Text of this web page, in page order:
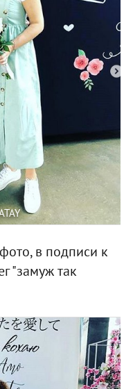
в подписи к
"замуж так